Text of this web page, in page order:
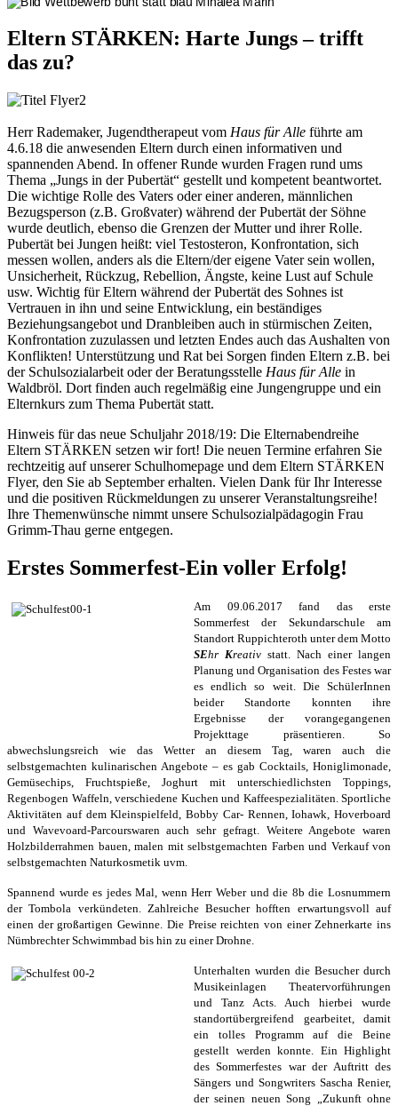
Eltern STÄRKEN: Harte Jungs – trifft
das zu?
Herr Rademaker, Jugendtherapeut vom Haus für Alle führte am
4.6.18 die anwesenden Eltern durch einen informativen und
spannenden Abend. In offener Runde wurden Fragen rund ums
Thema „Jungs in der Pubertät“ gestellt und kompetent beantwortet.
Die wichtige Rolle des Vaters oder einer anderen, männlichen
Bezugsperson (z.B. Großvater) während der Pubertät der Söhne
wurde deutlich, ebenso die Grenzen der Mutter und ihrer Rolle.
Pubertät bei Jungen heißt: viel Testosteron, Konfrontation, sich
messen wollen, anders als die Eltern/der eigene Vater sein wollen,
Unsicherheit, Rückzug, Rebellion, Ängste, keine Lust auf Schule
usw. Wichtig für Eltern während der Pubertät des Sohnes ist
Vertrauen in ihn und seine Entwicklung, ein beständiges
Beziehungsangebot und Dranbleiben auch in stürmischen Zeiten,
Konfrontation zuzulassen und letzten Endes auch das Aushalten von
Konflikten! Unterstützung und Rat bei Sorgen finden Eltern z.B. bei
der Schulsozialarbeit oder der Beratungsstelle Haus für Alle in
Waldbröl. Dort finden auch regelmäßig eine Jungengruppe und ein
Elternkurs zum Thema Pubertät statt.
Hinweis für das neue Schuljahr 2018/19: Die Elternabendreihe
Eltern STÄRKEN setzen wir fort! Die neuen Termine erfahren Sie
rechtzeitig auf unserer Schulhomepage und dem Eltern STÄRKEN
Flyer, den Sie ab September erhalten. Vielen Dank für Ihr Interesse
und die positiven Rückmeldungen zu unserer Veranstaltungsreihe!
Ihre Themenwünsche nimmt unsere Schulsozialpädagogin Frau
Grimm-Thau gerne entgegen.
Erstes Sommerfest-Ein voller Erfolg!
Am 09.06.2017 fand das erste
Sommerfest der Sekundarschule am
Standort Ruppichteroth unter dem Motto
SEhr Kreativ statt. Nach einer langen
Planung und Organisation des Festes war
es endlich so weit. Die SchülerInnen
beider Standorte konnten ihre
Ergebnisse der vorangegangenen
Projekttage präsentieren. So
abwechslungsreich wie das Wetter an diesem Tag, waren auch die
selbstgemachten kulinarischen Angebote – es gab Cocktails, Honiglimonade,
Gemüsechips, Fruchtspieße, Joghurt mit unterschiedlichsten Toppings,
Regenbogen Waffeln, verschiedene Kuchen und Kaffeespezialitäten. Sportliche
Aktivitäten auf dem Kleinspielfeld, Bobby Car- Rennen,Iohawk, Hoverboard
und Wavevoard-Parcourswaren auch sehr gefragt. Weitere Angebote waren
Holzbilderrahmen bauen, malen mit selbstgemachten Farben und Verkauf von
selbstgemachten Naturkosmetik uvm.
Spannend wurde es jedes Mal, wenn Herr Weber und die 8b die Losnummern
der Tombola verkündeten. Zahlreiche Besucher hofften erwartungsvoll auf
einen der großartigen Gewinne. Die Preise reichten von einer Zehnerkarte ins
Nümbrechter Schwimmbad bis hin zu einer Drohne.
Unterhalten wurden die Besucher durch
Musikeinlagen Theatervorführungen
und Tanz Acts. Auch hierbei wurde
standortübergreifend gearbeitet, damit
ein tolles Programm auf die Beine
gestellt werden konnte. Ein Highlight
des Sommerfestes war der Auftritt des
Sängers und Songwriters Sascha Renier,
der seinen neuen Song „Zukunft ohne